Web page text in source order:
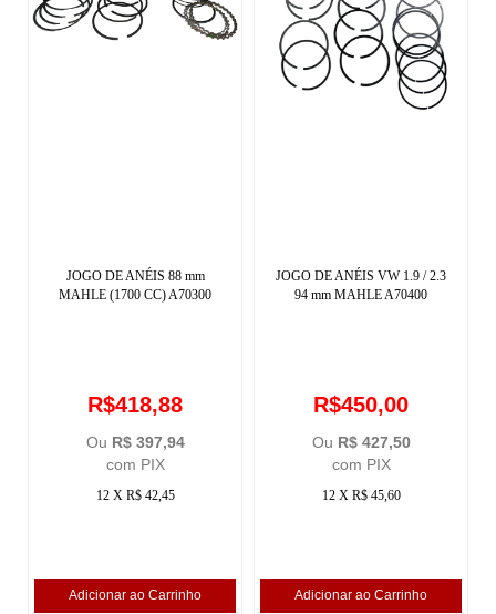
JOGO DE ANÉIS 88 mm
MAHLE (1700 CC) A70300
R$418,88
Ou R$ 397,94
com PIX
12 X R$ 42,45
JOGO DE ANÉIS VW 1.9 / 2.3
94 mm MAHLE A70400
R$450,00
Ou R$ 427,50
com PIX
12 X R$ 45,60